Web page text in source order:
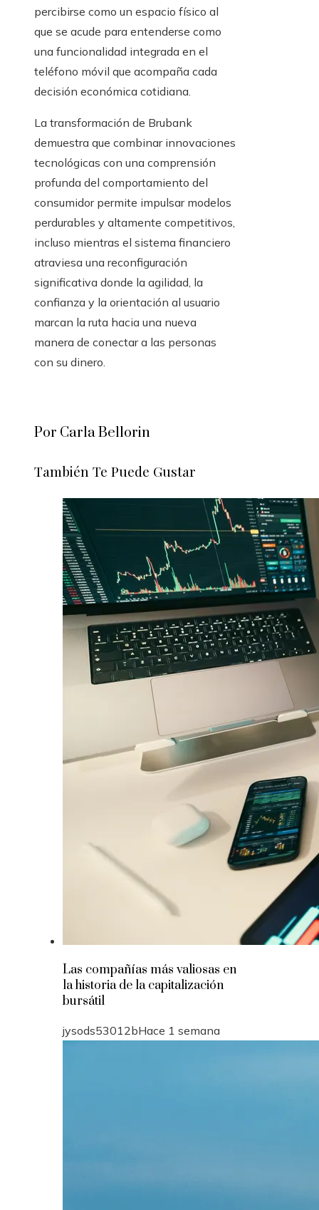
percibirse como un espacio físico al
que se acude para entenderse como
una funcionalidad integrada en el
teléfono móvil que acompaña cada
decisión económica cotidiana.
La transformación de Brubank
demuestra que combinar innovaciones
tecnológicas con una comprensión
profunda del comportamiento del
consumidor permite impulsar modelos
perdurables y altamente competitivos,
incluso mientras el sistema financiero
atraviesa una reconfiguración
significativa donde la agilidad, la
confianza y la orientación al usuario
marcan la ruta hacia una nueva
manera de conectar a las personas
con su dinero.
Por Carla Bellorin
También Te Puede Gustar
Las compañías más valiosas en
la historia de la capitalización
bursátil
jysods53012bHace 1 semana